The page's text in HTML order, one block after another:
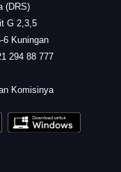
(DRS)
G 2,3,5
6 Kuningan
294 88 777
Komisinya